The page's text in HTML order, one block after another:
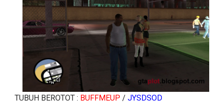
TUBUH BEROTOT : BUFFMEUP / JYSDSOD